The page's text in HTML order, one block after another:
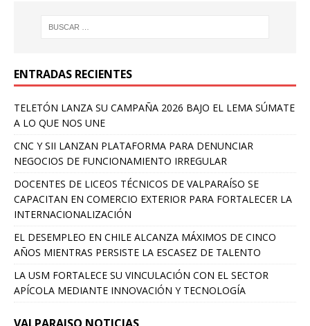
ENTRADAS RECIENTES
TELETÓN LANZA SU CAMPAÑA 2026 BAJO EL LEMA SÚMATE
A LO QUE NOS UNE
CNC Y SII LANZAN PLATAFORMA PARA DENUNCIAR
NEGOCIOS DE FUNCIONAMIENTO IRREGULAR
DOCENTES DE LICEOS TÉCNICOS DE VALPARAÍSO SE
CAPACITAN EN COMERCIO EXTERIOR PARA FORTALECER LA
INTERNACIONALIZACIÓN
EL DESEMPLEO EN CHILE ALCANZA MÁXIMOS DE CINCO
AÑOS MIENTRAS PERSISTE LA ESCASEZ DE TALENTO
LA USM FORTALECE SU VINCULACIÓN CON EL SECTOR
APÍCOLA MEDIANTE INNOVACIÓN Y TECNOLOGÍA